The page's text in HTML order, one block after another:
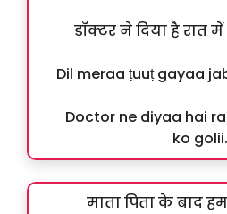
डॉक्टर ने दिया है रात
Dil meraa ṭuuṭ gayaa
Doctor ne diyaa hai
ko golii.
माता पिता के बाद